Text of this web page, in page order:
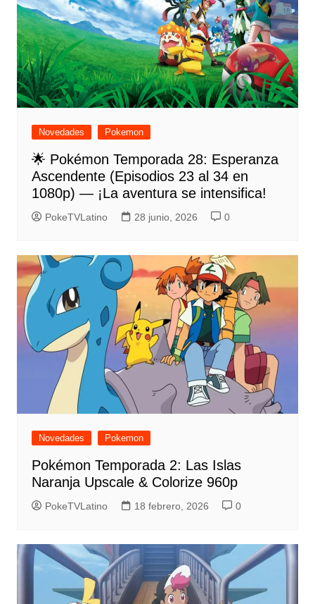
Novedades Pokemon
🌟 Pokémon Temporada 28: Esperanza
Ascendente (Episodios 23 al 34 en
1080p) — ¡La aventura se intensifica!
PokeTVLatino 28 junio, 2026 0
Novedades Pokemon
Pokémon Temporada 2: Las Islas
Naranja Upscale & Colorize 960p
PokeTVLatino 18 febrero, 2026 0